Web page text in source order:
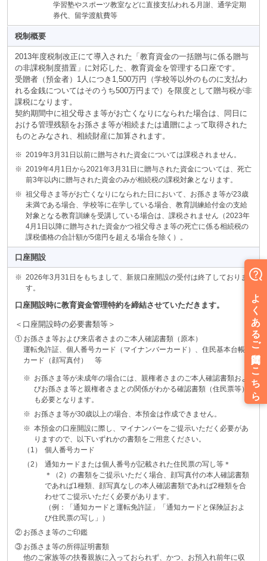
学習塾やスポーツ教室などに直接支払われる月謝、通学定期
券代、留学渡航費等
税制概要
2013年度税制改正にて導入された「教育資金の一括贈与に係る贈与
の非課税制度措置」に対応した、教育資金を管理する口座です。
受贈者（預金者）1人につき1,500万円（学校等以外のものに支払わ
れる金銭についてはそのうち500万円まで）を限度として贈与税が非
課税になります。
契約期間中に祖父母さま等がお亡くなりになられた場合は、同日に
おける管理残額をお孫さま等が相続または遺贈によって取得された
ものとみなされ、相続財産に加算されます。
※ 2019年3月31日以前に贈与された資金については課税されません。
※ 2019年4月1日から2021年3月31日に贈与された資金については、死亡
前3年以内に贈与された資金のみが相続税の課税対象となります。
※ 祖父母さま等がお亡くなりになられた日において、お孫さま等が23歳
未満である場合、学校等に在学している場合、教育訓練給付金の支給
対象となる教育訓練を受講している場合は、課税されません（2023年
4月1日以降に贈与された資金かつ祖父母さま等の死亡に係る相続税の
課税価格の合計額が5億円を超える場合を除く）。
口座開設
※ 2026年3月31日をもちまして、新規口座開設の受付は終了しておりま
す。
口座開設時に教育資金管理特約を締結させていただきます。
＜口座開設時の必要書類等＞
① お孫さま等および来店者さまのご本人確認書類（原本）
運転免許証、個人番号カード（マイナンバーカード）、住民基本台帳
カード（顔写真付） 等
※ お孫さま等が未成年の場合には、親権者さまのご本人確認書類およ
びお孫さま等と親権者さまとの関係がわかる確認書類（住民票等）
も必要となります。
※ お孫さま等が30歳以上の場合、本預金は作成できません。
※ 本預金の口座開設に際し、マイナンバーをご提示いただく必要があ
りますので、以下いずれかの書類をご用意ください。
（1）
個人番号カード
（2）
通知カードまたは個人番号が記載された住民票の写し等＊
＊（2）の書類をご提示いただく場合、顔写真付の本人確認書類
であれば1種類、顔写真なしの本人確認書類であれば2種類を合
わせてご提示いただく必要があります。
（例：「通知カードと運転免許証」「通知カードと保険証およ
び住民票の写し」）
② お孫さま等のご印鑑
③ お孫さま等の所得証明書類
他のご家族等の扶養親族に入っておられず、かつ、お預入れ前年に収